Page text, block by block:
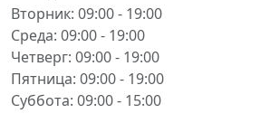
Вторник: 09:00 - 19:00
Среда: 09:00 - 19:00
Четверг: 09:00 - 19:00
Пятница: 09:00 - 19:00
Суббота: 09:00 - 15:00